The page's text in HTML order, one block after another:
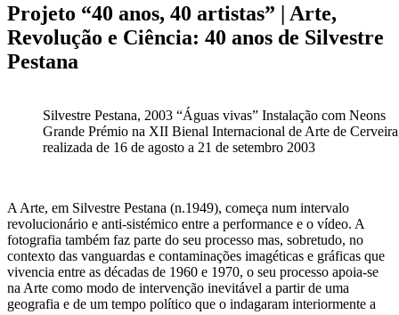
Projeto “40 anos, 40 artistas” | Arte,
Revolução e Ciência: 40 anos de Silvestre
Pestana
Silvestre Pestana, 2003 “Águas vivas” Instalação com Neons
Grande Prémio na XII Bienal Internacional de Arte de
realizada de 16 de agosto a 21 de setembro 2003
A Arte, em Silvestre Pestana (n.1949), começa num intervalo
revolucionário e anti-sistémico entre a performance e o vídeo. A
fotografia também faz parte do seu processo mas, sobretudo, no
contexto das vanguardas e contaminações imagéticas e gráficas que
vivencia entre as décadas de 1960 e 1970, o seu processo apoia-se
na Arte como modo de intervenção inevitável a partir de uma
geografia e de um tempo político que o indagaram interiormente a